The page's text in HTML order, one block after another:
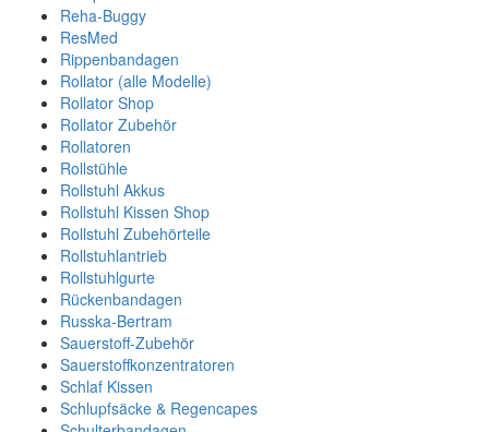
Reha-Buggy
ResMed
Rippenbandagen
Rollator (alle Modelle)
Rollator Shop
Rollator Zubehör
Rollatoren
Rollstühle
Rollstuhl Akkus
Rollstuhl Kissen Shop
Rollstuhl Zubehörteile
Rollstuhlantrieb
Rollstuhlgurte
Rückenbandagen
Russka-Bertram
Sauerstoff-Zubehör
Sauerstoffkonzentratoren
Schlaf Kissen
Schlupfsäcke & Regencapes